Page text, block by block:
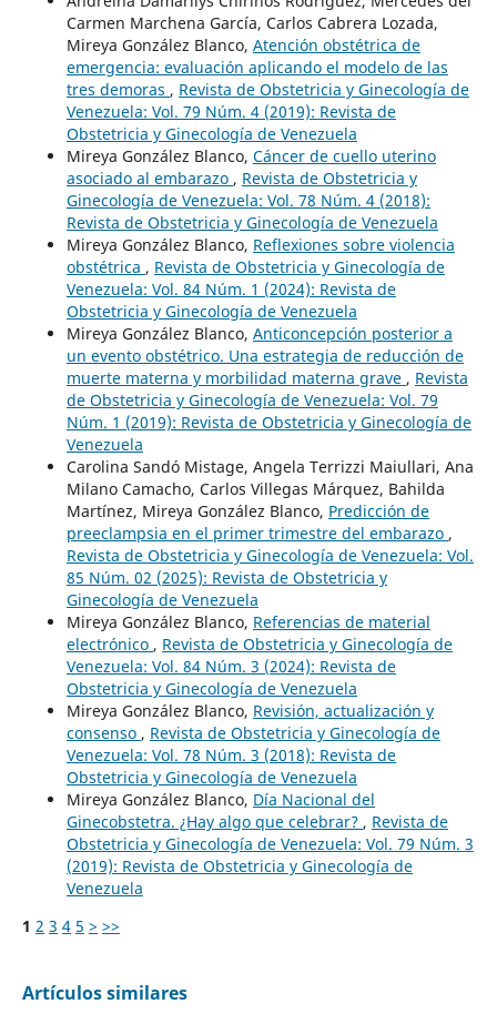
Carmen Marchena García, Carlos Cabrera Lozada,
Mireya González Blanco, Atención obstétrica de
emergencia: evaluación aplicando el modelo de las
tres demoras , Revista de Obstetricia y Ginecología de
Venezuela: Vol. 79 Núm. 4 (2019): Revista de
Obstetricia y Ginecología de Venezuela
Mireya González Blanco, Cáncer de cuello uterino
asociado al embarazo , Revista de Obstetricia y
Ginecología de Venezuela: Vol. 78 Núm. 4 (2018):
Revista de Obstetricia y Ginecología de Venezuela
Mireya González Blanco, Reflexiones sobre violencia
obstétrica , Revista de Obstetricia y Ginecología de
Venezuela: Vol. 84 Núm. 1 (2024): Revista de
Obstetricia y Ginecología de Venezuela
Mireya González Blanco, Anticoncepción posterior a
un evento obstétrico. Una estrategia de reducción de
muerte materna y morbilidad materna grave , Revista
de Obstetricia y Ginecología de Venezuela: Vol. 79
Núm. 1 (2019): Revista de Obstetricia y Ginecología de
Venezuela
Carolina Sandó Mistage, Angela Terrizzi Maiullari, Ana
Milano Camacho, Carlos Villegas Márquez, Bahilda
Martínez, Mireya González Blanco, Predicción de
preeclampsia en el primer trimestre del embarazo ,
Revista de Obstetricia y Ginecología de Venezuela: Vol.
85 Núm. 02 (2025): Revista de Obstetricia y
Ginecología de Venezuela
Mireya González Blanco, Referencias de material
electrónico , Revista de Obstetricia y Ginecología de
Venezuela: Vol. 84 Núm. 3 (2024): Revista de
Obstetricia y Ginecología de Venezuela
Mireya González Blanco, Revisión, actualización y
consenso , Revista de Obstetricia y Ginecología de
Venezuela: Vol. 78 Núm. 3 (2018): Revista de
Obstetricia y Ginecología de Venezuela
Mireya González Blanco, Día Nacional del
Ginecobstetra. ¿Hay algo que celebrar? , Revista de
Obstetricia y Ginecología de Venezuela: Vol. 79 Núm. 3
(2019): Revista de Obstetricia y Ginecología de
Venezuela
1 2 3 4 5 > >>
Artículos similares